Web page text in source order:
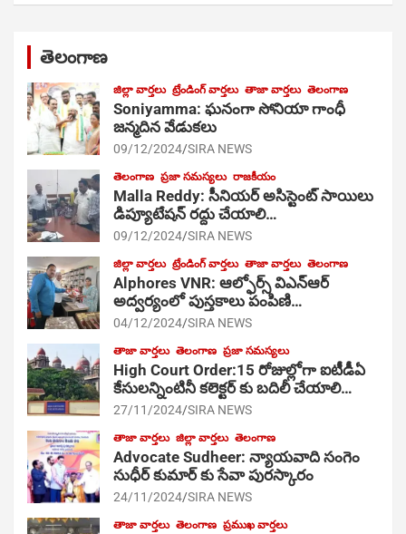
తెలంగాణ
జిల్లా వార్తలు ట్రేండింగ్ వార్తలు తాజా వార్తలు తెలంగాణ
Soniyamma: ఘ‌నంగా సోనియా గాంధీ
జ‌న్మ‌దిన వేడుక‌లు
09/12/2024 SIRA NEWS
తెలంగాణ ప్రజా సమస్యలు రాజకీయం
Malla Reddy: సీనియర్ అసిస్టెంట్ సాయిలు
డిప్యూటేషన్ రద్దు చేయాలి…
09/12/2024 SIRA NEWS
జిల్లా వార్తలు ట్రేండింగ్ వార్తలు తాజా వార్తలు తెలంగాణ
Alphores VNR: ఆల్ఫోర్స్ విఎన్ఆర్
అద్వర్యంలో పుస్తకాలు పంపిణి…
04/12/2024 SIRA NEWS
తాజా వార్తలు తెలంగాణ ప్రజా సమస్యలు
High Court Order:15 రోజుల్లోగా ఐటీడీఏ
కేసులన్నింటినీ కలెక్టర్ కు బదిలీ చేయాలి…
27/11/2024 SIRA NEWS
తాజా వార్తలు జిల్లా వార్తలు తెలంగాణ
Advocate Sudheer: న్యాయవాది సంగెం
సుధీర్ కుమార్ కు సేవా పురస్కారం
24/11/2024 SIRA NEWS
తాజా వార్తలు తెలంగాణ ప్రముఖ వార్తలు